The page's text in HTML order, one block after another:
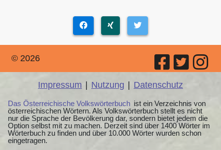
© 2026
Impressum | Nutzung | Datenschutz
Das Österreichische Volkswörterbuch ist ein Verzeichnis von
österreichischen Wörtern. Als Volkswörterbuch stellt es nicht
nur die Sprache der Bevölkerung dar, sondern bietet jedem die
Option selbst mit zu machen. Derzeit sind über 1400 Wörter im
Wörterbuch zu finden und über 10.000 Wörter wurden schon
eingetragen.